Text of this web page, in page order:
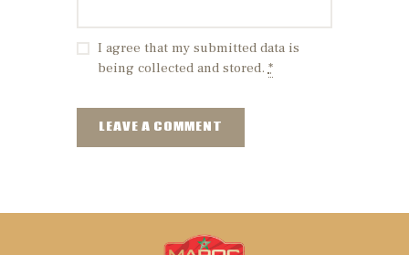
I agree that my submitted data is
being collected and stored.*